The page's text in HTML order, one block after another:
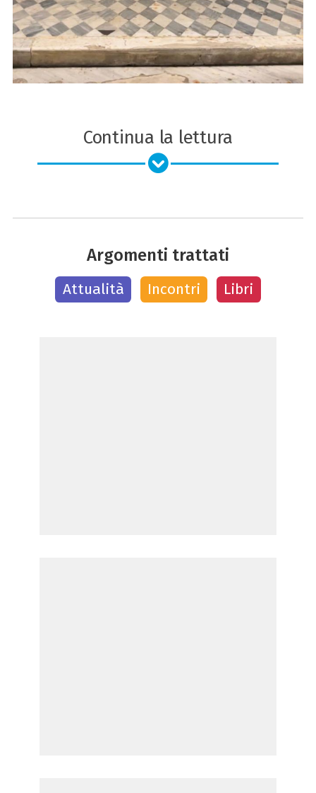
Continua la lettura
Argomenti trattati
Attualità Incontri Libri